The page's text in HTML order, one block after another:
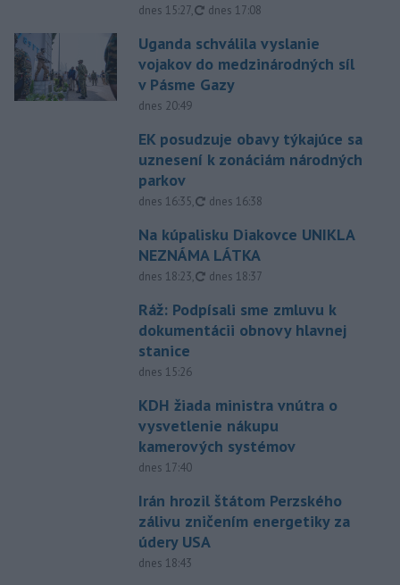
dnes 15:27, aktualizované
dnes 17:08
Uganda schválila vyslanie
vojakov do medzinárodných síl
v Pásme Gazy
dnes 20:49
EK posudzuje obavy týkajúce sa
uznesení k zonáciám národných
parkov
dnes 16:35, aktualizované
dnes 16:38
Na kúpalisku Diakovce UNIKLA
NEZNÁMA LÁTKA
dnes 18:23, aktualizované
dnes 18:37
Ráž: Podpísali sme zmluvu k
dokumentácii obnovy hlavnej
stanice
dnes 15:26
KDH žiada ministra vnútra o
vysvetlenie nákupu
kamerových systémov
dnes 17:40
Irán hrozil štátom Perzského
zálivu zničením energetiky za
údery USA
dnes 18:43